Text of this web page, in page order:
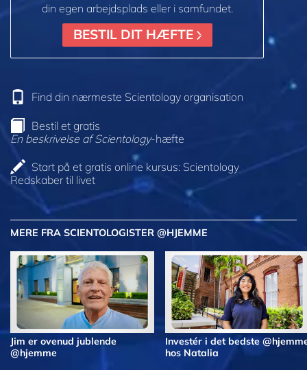
din egen arbejdsplads eller i samfundet.
BESTIL DIT HÆFTE
Find din nærmeste Scientology organisation
Bestil et gratis
En beskrivelse af Scientology-hæfte
Start på et gratis online kursus: Scientology
Redskaber til livet
MERE FRA SCIENTOLOGISTER @HJEMME
Jim er ovenud jublende
@hjemme
Investér i det bedste
hos Natalia